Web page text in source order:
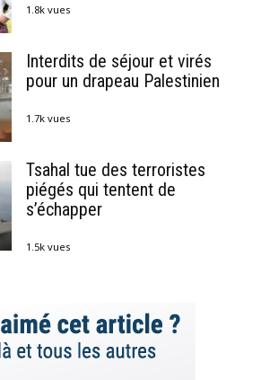
1.8k vues
Interdits de séjour et virés
pour un drapeau Palestinien
1.7k vues
Tsahal tue des terroristes
piégés qui tentent de
s’échapper
1.5k vues